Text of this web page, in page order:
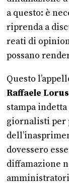
a questo: è
riprenda a
reati di
possano
Questo
Raffaele
stampa
giornalisti per
dovessero
diffamazione